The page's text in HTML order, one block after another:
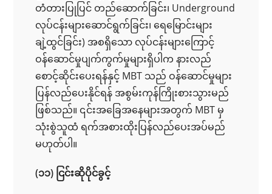
တံတားပြုပြင် တည်ဆောက်ခြင်း၊ Underground
လုပ်ငန်းများဆောင်ရွက်ခြင်း၊ ရေမြောင်းများ
ချဲ့ထွင်ခြင်း) အစရှိသော လုပ်ငန်းများကြောင့်
ဝန်ဆောင်မှုပျက်ကွက်မှုများရှိပါက နားလည်
စောင့်ဆိုင်းပေးရန်နှင့် MBT သည် ဝန်ဆောင်မှုများ
ပြန်လည်ပေးနိုင်ရန် အစွမ်းကုန်ကြိုးစားသွားမည်
ဖြစ်သည်။ ၎င်းအခြေအနေများအတွက် MBT မှ
သုံးစွဲသူထံ ရက်အစားထိုးပြန်လည်ပေးအပ်မည်
မဟုတ်ပါ။
(၁၁) ငြင်းဆိုပိုင်ခွင့်